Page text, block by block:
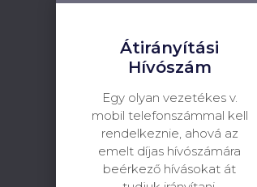
Átirányítási
Hívószám
Egy olyan vezetékes v.
mobil telefonszámmal kell
rendelkeznie, ahová az
emelt díjas hívószámára
beérkező hívásokat át